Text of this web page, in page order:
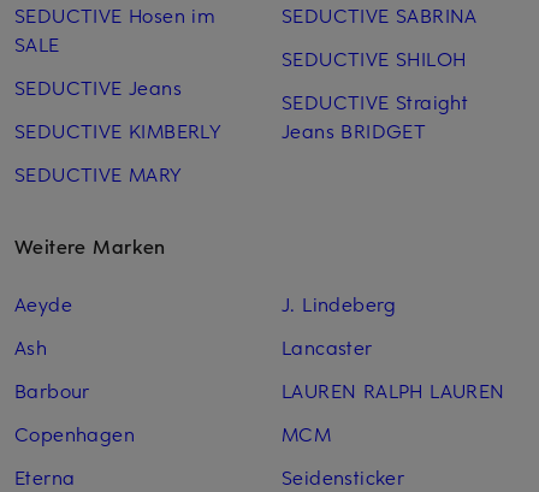
SEDUCTIVE Hosen im
SALE
SEDUCTIVE Jeans
SEDUCTIVE KIMBERLY
SEDUCTIVE MARY
SEDUCTIVE SABRINA
SEDUCTIVE SHILOH
SEDUCTIVE Straight
Jeans BRIDGET
Weitere Marken
Aeyde
Ash
Barbour
Copenhagen
Eterna
J. Lindeberg
Lancaster
LAUREN RALPH LAUREN
MCM
Seidensticker